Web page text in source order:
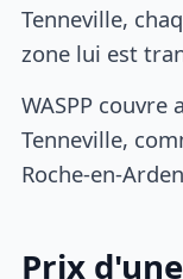
Tenneville,
zone lui est
WASPP couvre
Tenneville,
Roche-en-
Prix